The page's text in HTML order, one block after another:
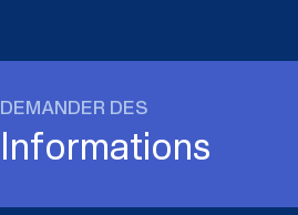
DEMANDER DES
Informations